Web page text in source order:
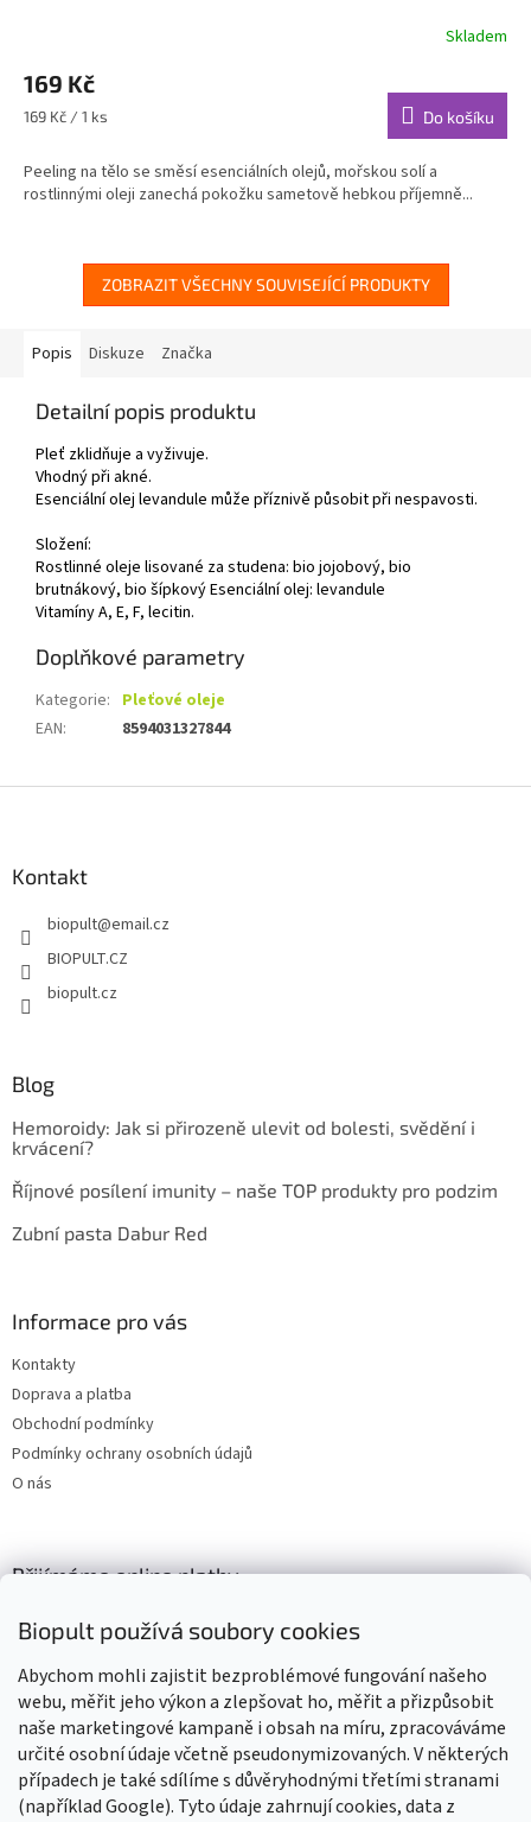
Biopult používá soubory cookies
Abychom mohli zajistit bezproblémové fungování našeho
webu, měřit jeho výkon a zlepšovat ho, měřit a přizpůsobit
naše marketingové kampaně i obsah na míru, zpracováváme
určité osobní údaje včetně pseudonymizovaných. V některých
případech je také sdílíme s důvěryhodnými třetími stranami
(například Google). Tyto údaje zahrnují cookies, data z
produktu
je
5,0
5
hvězdiček.
Skladem
169 Kč
Měrná
169 Kč / 1 ks Do košíku
Peeling na tělo se směsí esenciálních olejů, mořskou solí a
rostlinnými oleji zanechá pokožku sametově hebkou příjemně...
ZOBRAZIT VŠECHNY SOUVISEJÍCÍ PRODUKTY
Popis Diskuze Značka
Detailní popis produktu
Pleť zklidňuje a vyživuje.
Vhodný při akné.
Esenciální olej levandule může příznivě působit při nespavosti.
Složení:
Rostlinné oleje lisované za studena: bio jojobový, bio
brutnákový, bio šípkový Esenciální olej: levandule
Vitamíny A, E, F, lecitin.
Doplňkové parametry
Kategorie: Pleťové oleje
EAN: 8594031327844
Kontakt
biopult@email.cz
BIOPULT.CZ
biopult.cz
Blog
Hemoroidy: Jak si přirozeně ulevit od bolesti, svědění i
krvácení?
Říjnové posílení imunity – naše TOP produkty pro podzim
Zubní pasta Dabur Red
Informace pro vás
Kontakty
Doprava a platba
Obchodní podmínky
Podmínky ochrany osobních údajů
O nás
Přijímáme online platby
Výrobky označené BIO jsou certifikované kontrolní organizací CZ-
BIO-003